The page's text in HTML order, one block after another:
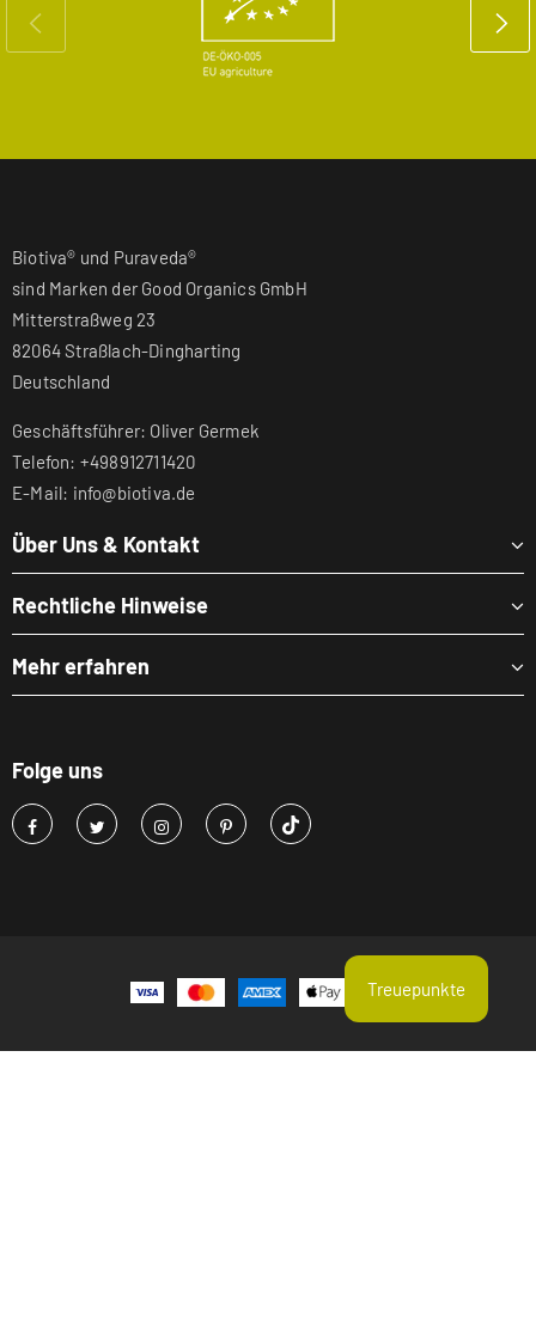
Biotiva® und Puraveda®
sind Marken der Good Organics GmbH
Mitterstraßweg 23
82064 Straßlach-Dingharting
Deutschland
Geschäftsführer: Oliver Germek
Telefon: +498912711420
E-Mail: info@biotiva.de
Über Uns & Kontakt
Rechtliche Hinweise
Mehr erfahren
Folge uns
Treuepunkte